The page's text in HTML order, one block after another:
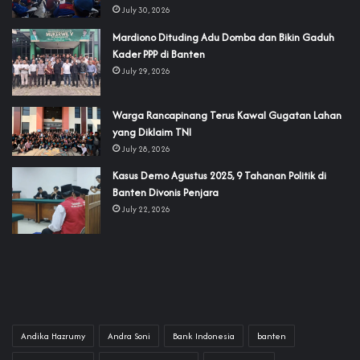
July 30, 2026
‎Mardiono Dituding Adu Domba dan Bikin Gaduh
Kader PPP di Banten
July 29, 2026
‎Warga Rancapinang Terus Kawal Gugatan Lahan
yang Diklaim TNI‎‎
July 28, 2026
‎Kasus Demo Agustus 2025, 9 Tahanan Politik di
Banten Divonis Penjara
July 22, 2026
Andika Hazrumy Andra Soni Bank Indonesia banten